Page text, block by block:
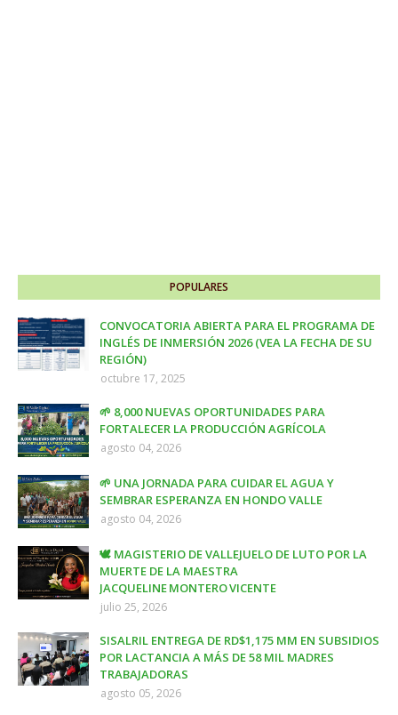
POPULARES
CONVOCATORIA ABIERTA PARA EL PROGRAMA DE
INGLÉS DE INMERSIÓN 2026 (VEA LA FECHA DE SU
REGIÓN)
octubre 17, 2025
🌱 8,000 NUEVAS OPORTUNIDADES PARA
FORTALECER LA PRODUCCIÓN AGRÍCOLA
agosto 04, 2026
🌱 UNA JORNADA PARA CUIDAR EL AGUA Y
SEMBRAR ESPERANZA EN HONDO VALLE
agosto 04, 2026
🕊️ MAGISTERIO DE VALLEJUELO DE LUTO POR LA
MUERTE DE LA MAESTRA
JACQUELINE MONTERO VICENTE
julio 25, 2026
SISALRIL ENTREGA DE RD$1,175 MM EN SUBSIDIOS
POR LACTANCIA A MÁS DE 58 MIL MADRES
TRABAJADORAS
agosto 05, 2026